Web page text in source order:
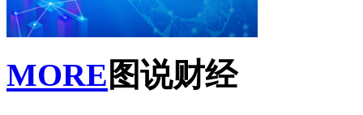
MORE 图说财经